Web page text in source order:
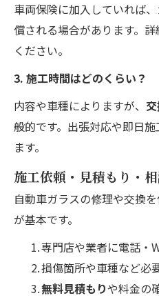
車両保険に加入していれば
償される場合があります。
ください。
3. 施工時間はどのくらい？
内容や車種によりますが、
般的です。出張対応や即日
ます。
施工依頼・見積もり・
自動車ガラスの修理や交換を
が基本です。
専門店や業者に電話・
損傷箇所や車種など必
無料見積もりや料金の